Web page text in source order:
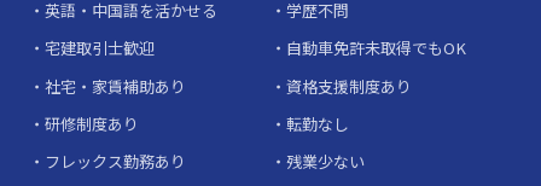
英語・中国語を活かせる
学歴不問
宅建取引士歓迎
自動車免許未取得でもOK
社宅・家賃補助あり
資格支援制度あり
研修制度あり
転勤なし
フレックス勤務あり
残業少ない